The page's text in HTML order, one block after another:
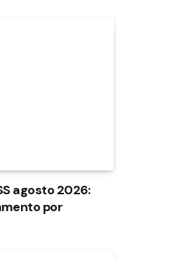
agosto 2026:
por